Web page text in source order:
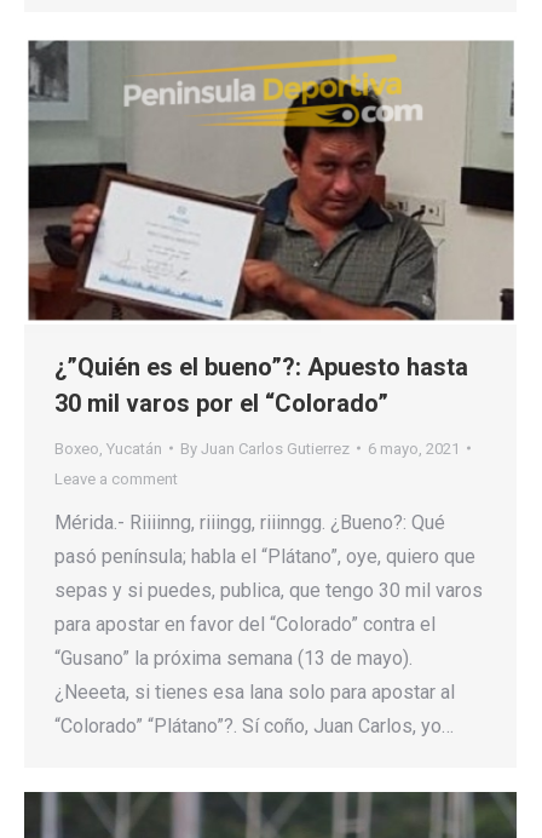
¿”Quién es el bueno”?: Apuesto hasta
30 mil varos por el “Colorado”
Boxeo Yucatán By Juan Carlos Gutierrez
6 mayo, 2021
Leave a comment
Mérida.- Riiiinng, riiingg, riiinngg. ¿Bueno?: Qué
pasó península; habla el “Plátano”, oye, quiero que
sepas y si puedes, publica, que tengo 30 mil varos
para apostar en favor del “Colorado” contra el
“Gusano” la próxima semana (13 de mayo).
¿Neeeta, si tienes esa lana solo para apostar al
“Colorado” “Plátano”?. Sí coño, Juan Carlos, yo…